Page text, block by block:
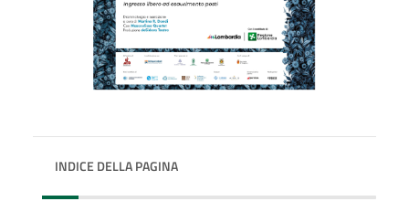
INDICE DELLA PAGINA